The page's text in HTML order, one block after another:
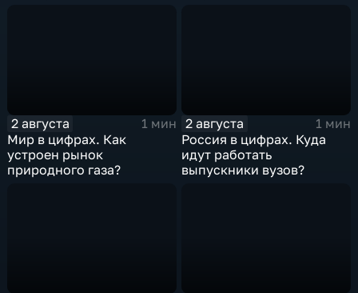
2 августа
1 мин
Мир в цифрах. Как
устроен рынок
природного газа?
2 августа
1 мин
Россия в цифрах. Куда
идут работать
выпускники вузов?